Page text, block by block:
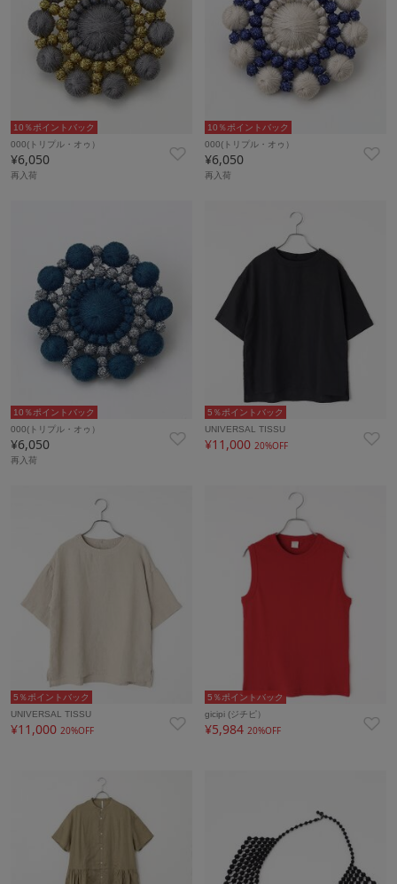
10％ポイントバック
000(トリプル・オゥ）
¥6,050
再入荷
10％ポイントバック
000(トリプル・オゥ）
¥6,050
再入荷
10％ポイントバック
000(トリプル・オゥ）
¥6,050
再入荷
5％ポイントバック
UNIVERSAL TISSU
¥11,00020%OFF
5％ポイントバック
UNIVERSAL TISSU
¥11,000 20%OFF
5％ポイントバック
gicipi (ジチピ）
¥5,98420%OFF